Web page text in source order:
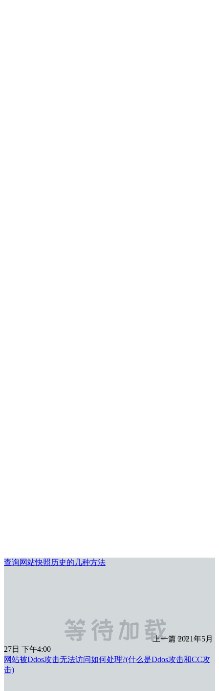
查询网站快照历史的几种方法
上一篇 2021年5月
27日 下午4:00
网站被Ddos攻击无法访问如何处理?(什么是Ddos攻击和CC攻
击)